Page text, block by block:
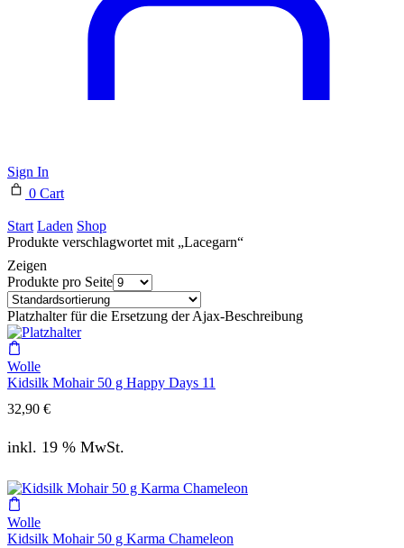
Sign In
0 Cart
Start Laden Shop
Produkte verschlagwortet mit „Lacegarn“
Zeigen
Produkte pro Seite
Platzhalter für die Ersetzung der Ajax-Beschreibung
Wolle
Kidsilk Mohair 50 g Happy Days 11
32,90 €
inkl. 19 % MwSt.
Wolle
Kidsilk Mohair 50 g Karma Chameleon